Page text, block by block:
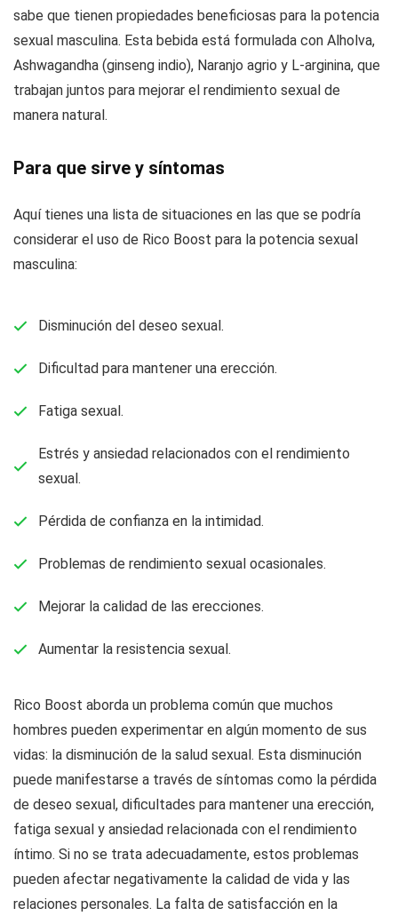
sabe que tienen propiedades beneficiosas para la potencia
sexual masculina. Esta bebida está formulada con Alholva,
Ashwagandha (ginseng indio), Naranjo agrio y L-arginina, que
trabajan juntos para mejorar el rendimiento sexual de
manera natural.
Para que sirve y síntomas
Aquí tienes una lista de situaciones en las que se podría
considerar el uso de Rico Boost para la potencia sexual
masculina:
Disminución del deseo sexual.
Dificultad para mantener una erección.
Fatiga sexual.
Estrés y ansiedad relacionados con el rendimiento
sexual.
Pérdida de confianza en la intimidad.
Problemas de rendimiento sexual ocasionales.
Mejorar la calidad de las erecciones.
Aumentar la resistencia sexual.
Rico Boost aborda un problema común que muchos
hombres pueden experimentar en algún momento de sus
vidas: la disminución de la salud sexual. Esta disminución
puede manifestarse a través de síntomas como la pérdida
de deseo sexual, dificultades para mantener una erección,
fatiga sexual y ansiedad relacionada con el rendimiento
íntimo. Si no se trata adecuadamente, estos problemas
pueden afectar negativamente la calidad de vida y las
relaciones personales. La falta de satisfacción en la